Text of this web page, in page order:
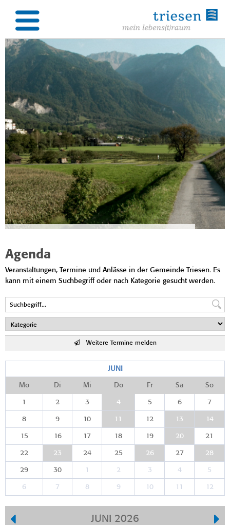
Agenda
Veranstaltungen, Termine und Anlässe in der Gemeinde Triesen. Es
kann mit einem Suchbegriff oder nach Kategorie gesucht werden.
Weitere Termine melden
JUNI
Mo Di Mi Do Fr Sa So
1 2 3 4 5 6 7
8 9 10 11 12 13 14
15 16 17 18 19 20 21
22 23 24 25 26 27 28
29 30 1 2 3 4 5
6 7 8 9 10 11 12
JUNI 2026